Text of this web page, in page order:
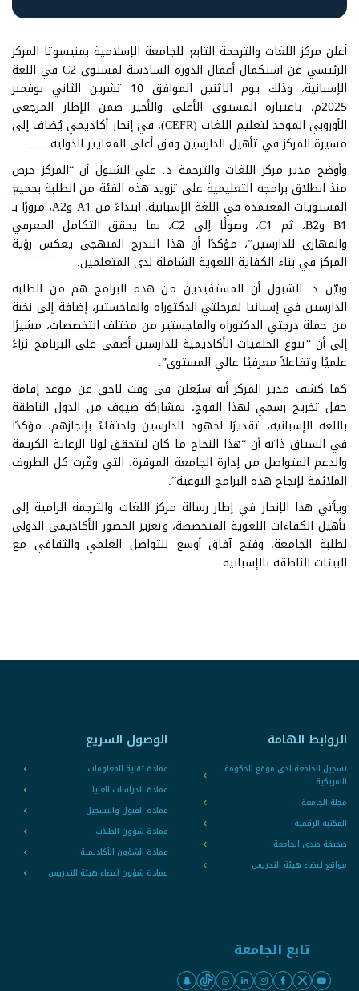
أعلن مركز اللغات والترجمة التابع للجامعة الإسلامية بمنيسوتا المركز
الرئيسي عن استكمال أعمال الدورة السادسة لمستوى C2 في اللغة
الإسبانية، وذلك يوم الاثنين الموافق 10 تشرين الثاني نوفمبر
2025م، باعتباره المستوى الأعلى والأخير ضمن الإطار المرجعي
الأوروبي الموحد لتعليم اللغات (CEFR)، في إنجاز أكاديمي يُضاف إلى
مسيرة المركز في تأهيل الدارسين وفق أعلى المعايير الدولية.
وأوضح مدير مركز اللغات والترجمة د. علي الشبول أن “المركز حرص
منذ انطلاق برامجه التعليمية على تزويد هذه الفئة من الطلبة بجميع
المستويات المعتمدة في اللغة الإسبانية، ابتداءً من A1 وA2، مرورًا بـ
B1 وB2، ثم C1، وصولًا إلى C2، بما يحقق التكامل المعرفي
والمهاري للدارسين”، مؤكدًا أن هذا التدرج المنهجي يعكس رؤية
المركز في بناء الكفاية اللغوية الشاملة لدى المتعلمين.
وبيّن د. الشبول أن المستفيدين من هذه البرامج هم من الطلبة
الدارسين في إسبانيا لمرحلتي الدكتوراه والماجستير، إضافة إلى نخبة
من حملة درجتي الدكتوراه والماجستير من مختلف التخصصات، مشيرًا
إلى أن “تنوع الخلفيات الأكاديمية للدارسين أضفى على البرنامج ثراءً
علميًا وتفاعلاً معرفيًا عالي المستوى”.
كما كشف مدير المركز أنه سيُعلن في وقت لاحق عن موعد إقامة
حفل تخريج رسمي لهذا الفوج، بمشاركة ضيوف من الدول الناطقة
باللغة الإسبانية، تقديرًا لجهود الدارسين واحتفاءً بإنجازهم، مؤكدًا
في السياق ذاته أن “هذا النجاح ما كان ليتحقق لولا الرعاية الكريمة
والدعم المتواصل من إدارة الجامعة الموقرة، التي وفّرت كل الظروف
الملائمة لإنجاح هذه البرامج النوعية”.
ويأتي هذا الإنجاز في إطار رسالة مركز اللغات والترجمة الرامية إلى
تأهيل الكفاءات اللغوية المتخصصة، وتعزيز الحضور الأكاديمي الدولي
لطلبة الجامعة، وفتح آفاق أوسع للتواصل العلمي والثقافي مع
البيئات الناطقة بالإسبانية.
الروابط الهامة
تسجيل الجامعة لدى موقع الحكومة
الامريكية
مجلة الجامعة
المكتبة الرقمية
صحيفة صدى الجامعة
مواقع أعضاء هيئة التدريس
الوصول السريع
عمادة تقنية المعلومات
عمادة الدراسات العليا
عمادة القبول والتسجيل
عمادة شؤون الطلاب
عمادة الشؤون الأكاديمية
عمادة شؤون أعضاء هيئة التدريس
تابع الجامعة